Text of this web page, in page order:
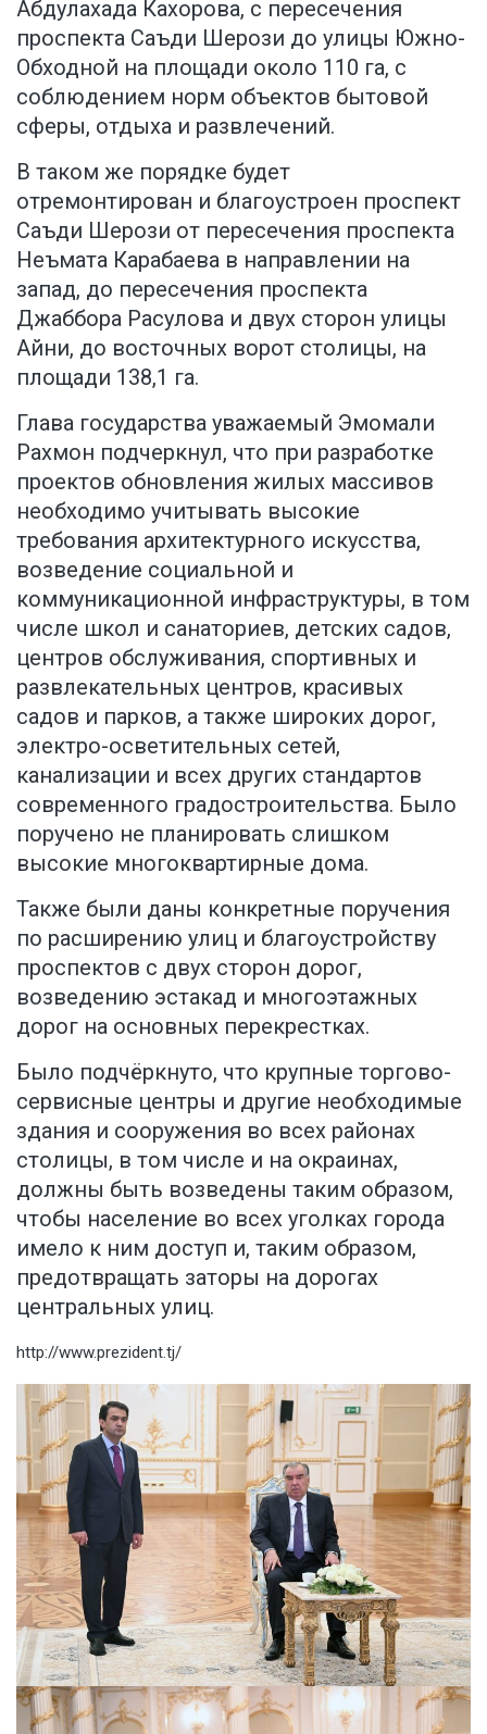
Абдулахада Кахорова, с пересечения
проспекта Саъди Шерози до улицы Южно-
Обходной на площади около 110 га, с
соблюдением норм объектов бытовой
сферы, отдыха и развлечений.
В таком же порядке будет
отремонтирован и благоустроен проспект
Саъди Шерози от пересечения проспекта
Неъмата Карабаева в направлении на
запад, до пересечения проспекта
Джаббора Расулова и двух сторон улицы
Айни, до восточных ворот столицы, на
площади 138,1 га.
Глава государства уважаемый Эмомали
Рахмон подчеркнул, что при разработке
проектов обновления жилых массивов
необходимо учитывать высокие
требования архитектурного искусства,
возведение социальной и
коммуникационной инфраструктуры, в том
числе школ и санаториев, детских садов,
центров обслуживания, спортивных и
развлекательных центров, красивых
садов и парков, а также широких дорог,
электро-осветительных сетей,
канализации и всех других стандартов
современного градостроительства. Было
поручено не планировать слишком
высокие многоквартирные дома.
Также были даны конкретные поручения
по расширению улиц и благоустройству
проспектов с двух сторон дорог,
возведению эстакад и многоэтажных
дорог на основных перекрестках.
Было подчёркнуто, что крупные торгово-
сервисные центры и другие необходимые
здания и сооружения во всех районах
столицы, в том числе и на окраинах,
должны быть возведены таким образом,
чтобы население во всех уголках города
имело к ним доступ и, таким образом,
предотвращать заторы на дорогах
центральных улиц.
http://www.prezident.tj/